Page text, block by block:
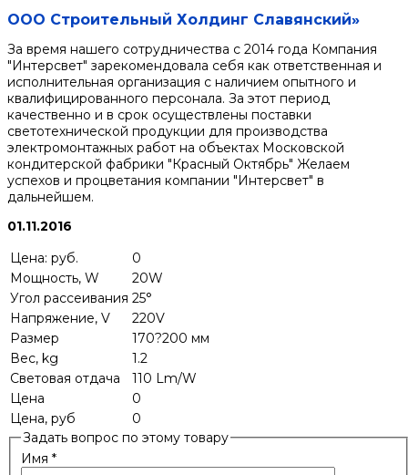
ООО Строительный Холдинг Славянский»
За время нашего сотрудничества с 2014 года Компания
"Интерсвет" зарекомендовала себя как ответственная и
исполнительная организация с наличием опытного и
квалифицированного персонала. За этот период
качественно и в срок осуществлены поставки
светотехнической продукции для производства
электромонтажных работ на объектах Московской
кондитерской фабрики "Красный Октябрь" Желаем
успехов и процветания компании "Интерсвет" в
дальнейшем.
01.11.2016
Цена: руб.
0
Мощность, W
20W
Угол рассеивания 25°
Напряжение, V
220V
Размер
170?200 мм
Вес, kg
1.2
Световая отдача
110 Lm/W
Цена
0
Цена, руб
0
Задать вопрос по этому товару
Имя *